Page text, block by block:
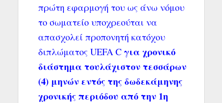
πρώτη εφαρμογή του ως άνω νόμου
το σωματείο υποχρεούται να
απασχολεί προπονητή κατόχου
διπλώματος UEFA C για χρονικό
διάστημα τουλάχιστον τεσσάρων
(4) μηνών εντός της δωδεκάμηνης
χρονικής περιόδου από την 1η